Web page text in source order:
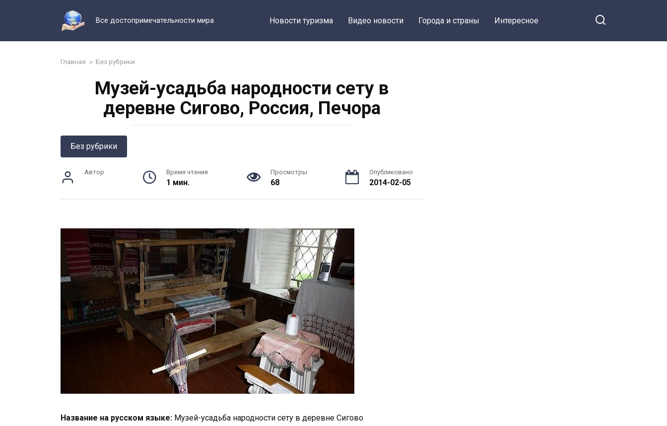
Все достопримечательности мира Новости туризма Видео новости Города и страны Интересное
Главная » Без рубрики
Музей-усадьба народности сету в
деревне Сигово, Россия, Печора
Без рубрики
Автор Время чтения
1 мин.
Просмотры
68
Опубликовано
2014-02-05
Название на русском языке: Музей-усадьба народности сету в деревне Сигово